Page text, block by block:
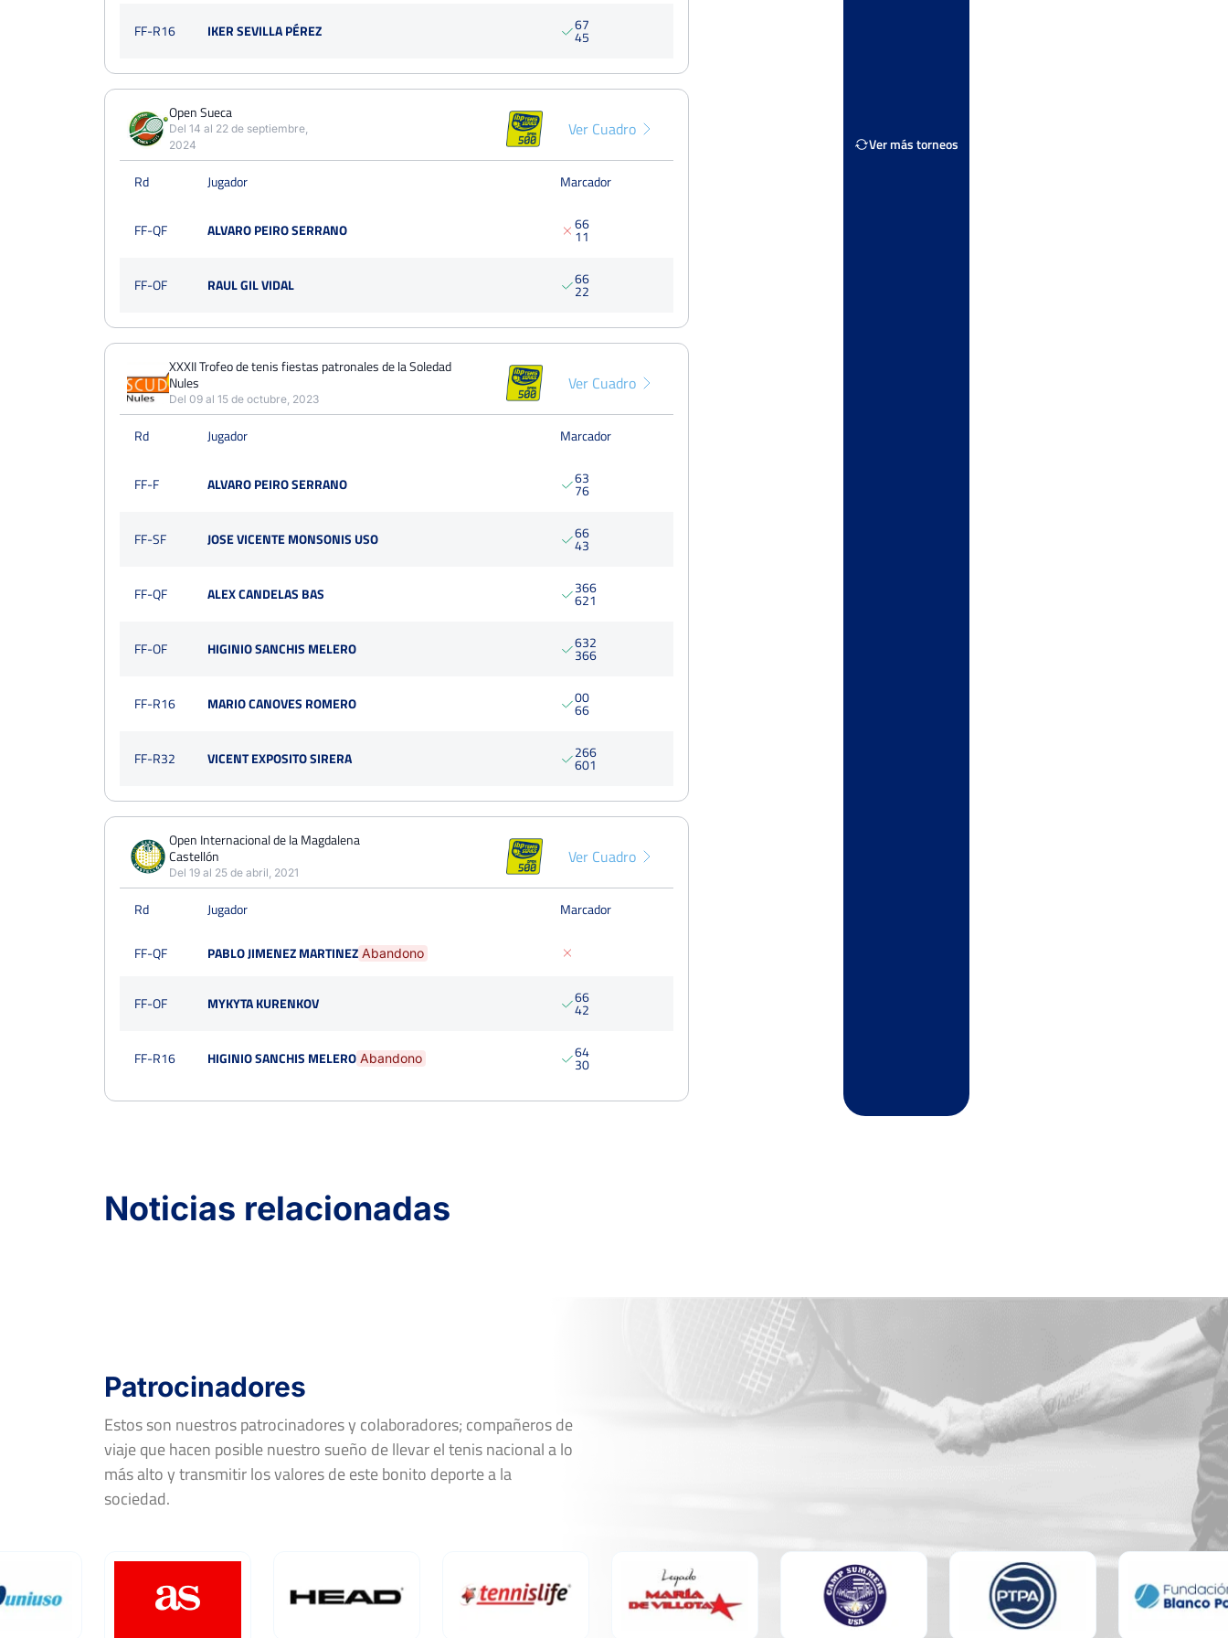
FF-R16 IKER SEVILLA PÉREZ 6
4
7
5
Open Sueca
Del 14 al 22 de septiembre,
2024
Ver Cuadro
Rd Jugador Marcador
FF-QF ALVARO PEIRO SERRANO 6
1
6
1
FF-OF RAUL GIL VIDAL 6
2
6
2
XXXII Trofeo de tenis fiestas patronales de la Soledad
Nules
Del 09 al 15 de octubre, 2023
Ver Cuadro
Rd Jugador Marcador
FF-F ALVARO PEIRO SERRANO 6
7
3
6
FF-SF JOSE VICENTE MONSONIS USO 6
4
6
3
FF-QF ALEX CANDELAS BAS 3
6
6
2
6
1
FF-OF HIGINIO SANCHIS MELERO 6
3
3
6
2
6
FF-R16 MARIO CANOVES ROMERO 0
6
0
6
FF-R32 VICENT EXPOSITO SIRERA 2
6
6
0
6
1
Open Internacional de la Magdalena
Castellón
Del 19 al 25 de abril, 2021
Ver Cuadro
Rd Jugador Marcador
FF-QF PABLO JIMENEZ MARTINEZ Abandono
FF-OF MYKYTA KURENKOV 6
4
6
2
FF-R16 HIGINIO SANCHIS MELERO Abandono 6
3
4
0
Rd Jugador
FF-R16 CARLOS SÁNCHEZ JOVER
Marcador
Ver más torneos
Noticias relacionadas
Patrocinadores
Estos son nuestros patrocinadores y colaboradores; compañeros de
viaje que hacen posible nuestro sueño de llevar el tenis nacional a lo
más alto y transmitir los valores de este bonito deporte a la
sociedad.